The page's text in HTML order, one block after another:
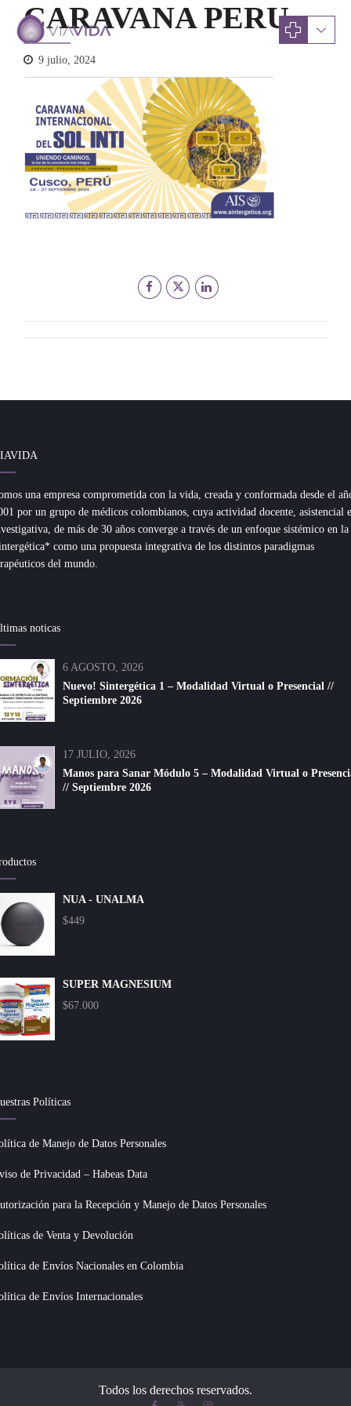
CARAVANA PERU
9 julio, 2024
una empresa comprometida con la vida, creada y conformada desde el
por un grupo de médicos colombianos, cuya actividad docente, asistencial e
de más de 30 años converge a través de un enfoque sistémico en la
como una propuesta integrativa de los distintos paradigmas
del mundo.
noticas
6 AGOSTO, 2026
Nuevo! Sintergética 1 – Modalidad Virtual o Presencial //
Septiembre 2026
17 JULIO, 2026
Manos para Sanar Módulo 5 – Modalidad Virtual o
// Septiembre 2026
NUA - UNALMA
$449
SUPER MAGNESIUM
$67.000
Políticas
de Manejo de Datos Personales
de Privacidad – Habeas Data
para la Recepción y Manejo de Datos Personales
de Venta y Devolución
de Envíos Nacionales en Colombia
de Envíos Internacionales
Todos los derechos reservados.